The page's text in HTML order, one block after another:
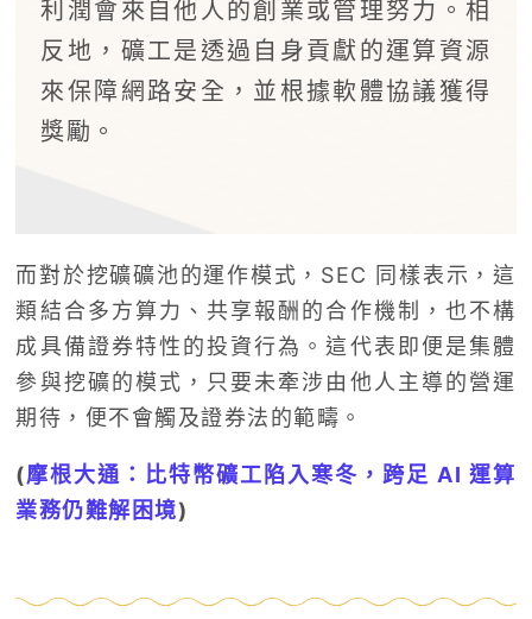
利潤會來自他人的創業或管理努力。相
反地，礦工是透過自身貢獻的運算資源
來保障網路安全，並根據軟體協議獲得
獎勵。
而對於挖礦礦池的運作模式，SEC 同樣表示，這
類結合多方算力、共享報酬的合作機制，也不構
成具備證券特性的投資行為。這代表即便是集體
參與挖礦的模式，只要未牽涉由他人主導的營運
期待，便不會觸及證券法的範疇。
(摩根大通：比特幣礦工陷入寒冬，跨足 AI 運算
業務仍難解困境)